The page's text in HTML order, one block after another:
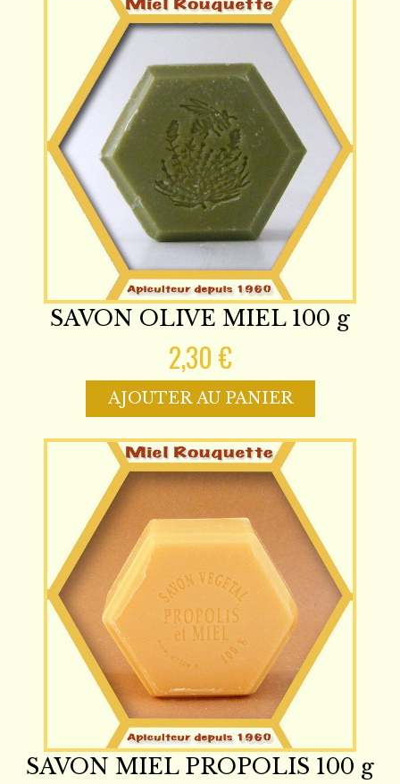
SAVON OLIVE MIEL 100 g
2,30 €
AJOUTER AU PANIER
SAVON MIEL PROPOLIS 100 g